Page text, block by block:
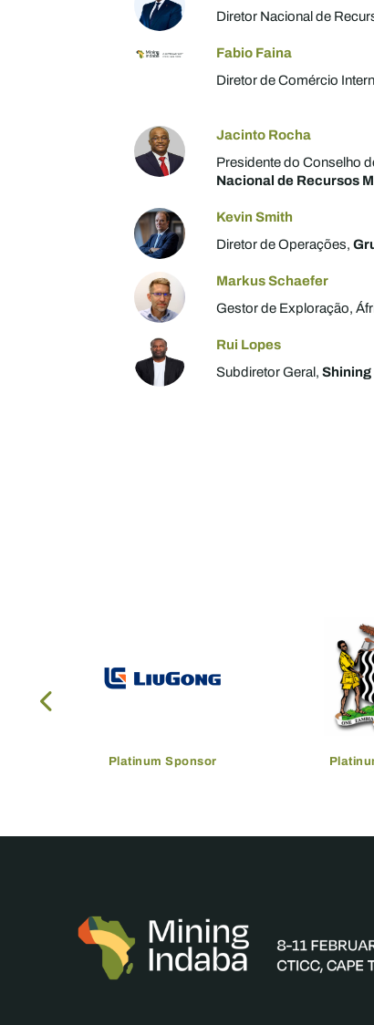
Diretor Nacional de
Fabio Faina
Diretor de Comércio
Jacinto Rocha
Presidente do Conselho
Nacional de Recursos
Kevin Smith
Diretor de Operações,
Markus Schaefer
Gestor de Exploração,
Rui Lopes
Subdiretor Geral,
Platinum Sponsor